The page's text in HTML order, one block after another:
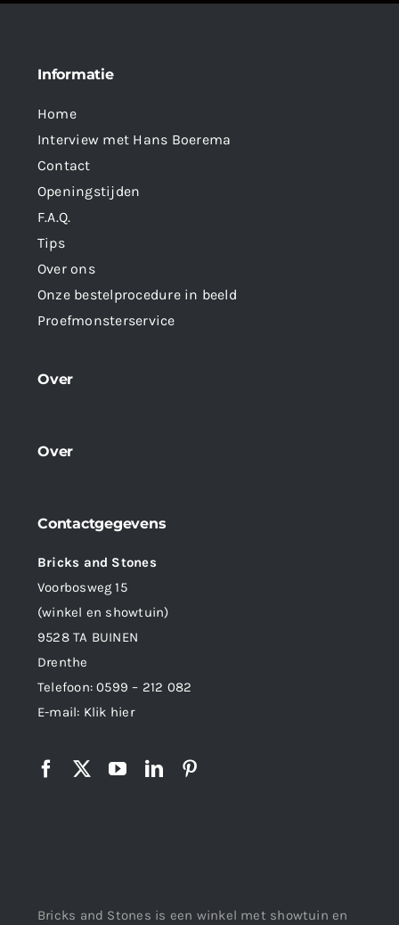
Informatie
Home
Interview met Hans Boerema
Contact
Openingstijden
F.A.Q.
Tips
Over ons
Onze bestelprocedure in beeld
Proefmonsterservice
Over
Over
Contactgegevens
Bricks and Stones
Voorbosweg 15
(winkel en showtuin)
9528 TA BUINEN
Drenthe
Telefoon:0599 – 212 082
E-mail: Klik hier
Bricks and Stones is een winkel met showtuin en